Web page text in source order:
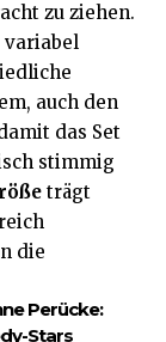
zu ziehen.
variabel
auch den
das Set
stimmig
trägt
die
Perücke:
Stars